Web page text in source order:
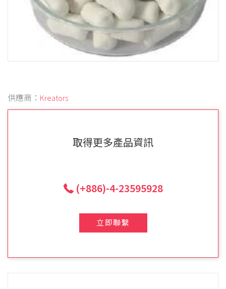
供應商： Kreators
取得更多產品資訊
(+886)-4-23595928
立即聯繫